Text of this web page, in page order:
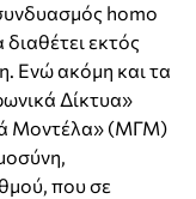
homo
εκτός
Ενώ ακόμη και τα
Δίκτυα»
Μοντέλα» (ΜΓΜ)
που σε